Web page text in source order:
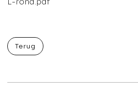
Terug